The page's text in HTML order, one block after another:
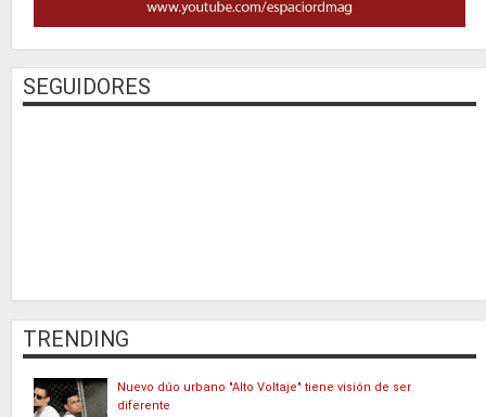
SEGUIDORES
TRENDING
Nuevo dúo urbano "Alto Voltaje" tiene visión de ser
diferente